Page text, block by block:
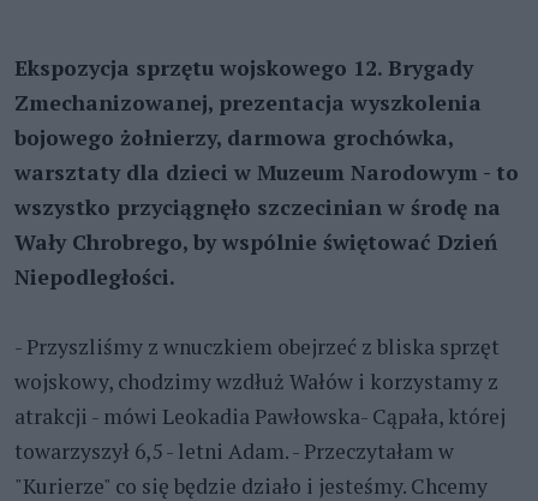
Ekspozycja sprzętu wojskowego 12. Brygady
Zmechanizowanej, prezentacja wyszkolenia
bojowego żołnierzy, darmowa grochówka,
warsztaty dla dzieci w Muzeum Narodowym - to
wszystko przyciągnęło szczecinian w środę na
Wały Chrobrego, by wspólnie świętować Dzień
Niepodległości.
- Przyszliśmy z wnuczkiem obejrzeć z bliska sprzęt
wojskowy, chodzimy wzdłuż Wałów i korzystamy z
atrakcji - mówi Leokadia Pawłowska- Cąpała, której
towarzyszył 6,5 - letni Adam. - Przeczytałam w
"Kurierze" co się będzie działo i jesteśmy. Chcemy